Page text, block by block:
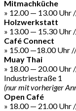
Mitmachküche
» 12.00 — 13.00
Holzwerkstatt
» 13.00 — 15.30
Café Connect
» 15.00 —18.00 Uhr
Muay Thai
» 18.00 — 20.00 Uhr
Industriestraße 1
(nur mit vorheriger
Open Café
» 18.00 — 21.00 Uhr